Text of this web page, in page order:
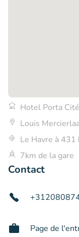
Hotel Porta Cité
Louis
Le Havre à
7km de la gare
Contact
Page de